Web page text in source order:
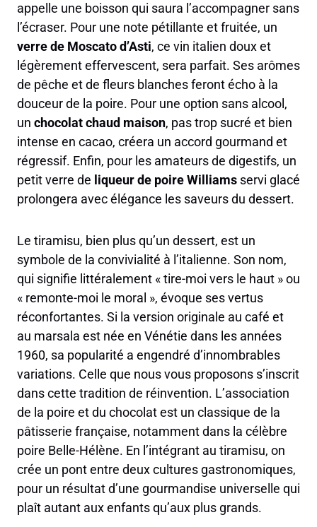
appelle une boisson qui saura l’accompagner sans
l’écraser. Pour une note pétillante et fruitée, un
verre de Moscato d’Asti, ce vin italien doux et
légèrement effervescent, sera parfait. Ses arômes
de pêche et de fleurs blanches feront écho à la
douceur de la poire. Pour une option sans alcool,
un chocolat chaud maison, pas trop sucré et bien
intense en cacao, créera un accord gourmand et
régressif. Enfin, pour les amateurs de digestifs, un
petit verre de liqueur de poire Williams servi glacé
prolongera avec élégance les saveurs du dessert.
Le tiramisu, bien plus qu’un dessert, est un
symbole de la convivialité à l’italienne. Son nom,
qui signifie littéralement « tire-moi vers le haut » ou
« remonte-moi le moral », évoque ses vertus
réconfortantes. Si la version originale au café et
au marsala est née en Vénétie dans les années
1960, sa popularité a engendré d’innombrables
variations. Celle que nous vous proposons s’inscrit
dans cette tradition de réinvention. L’association
de la poire et du chocolat est un classique de la
pâtisserie française, notamment dans la célèbre
poire Belle-Hélène. En l’intégrant au tiramisu, on
crée un pont entre deux cultures gastronomiques,
pour un résultat d’une gourmandise universelle qui
plaît autant aux enfants qu’aux plus grands.